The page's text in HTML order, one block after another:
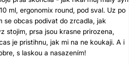
ml, ergonomix round, pod sval. Uz po
se obcas podivat do zrcadla, jak
stojim, prsa jsou krasne prirozena,
je pristihnu, jak mi na ne koukaji. A i
s laskou a nasazením!